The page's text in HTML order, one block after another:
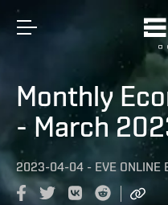
Monthly
- March
2023-04-04 - EVE ONLINE